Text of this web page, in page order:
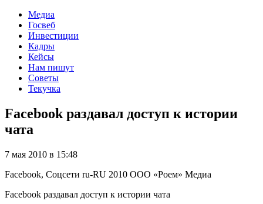
Медиа
Госвеб
Инвестиции
Кадры
Кейсы
Нам пишут
Советы
Текучка
Facebook раздавал доступ к истории
чата
7 мая 2010 в 15:48
Facebook, Соцсети ru-RU 2010 ООО «Роем» Медиа
Facebook раздавал доступ к истории чата